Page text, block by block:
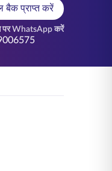
बैक प्राप्त करें
पर WhatsApp करें